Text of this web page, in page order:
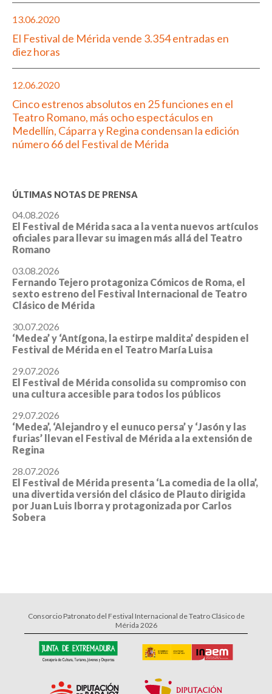
13.06.2020
El Festival de Mérida vende 3.354 entradas en
diez horas
12.06.2020
Cinco estrenos absolutos en 25 funciones en el
Teatro Romano, más ocho espectáculos en
Medellín, Cáparra y Regina condensan la edición
número 66 del Festival de Mérida
ÚLTIMAS NOTAS DE PRENSA
04.08.2026
El Festival de Mérida saca a la venta nuevos artículos
oficiales para llevar su imagen más allá del Teatro
Romano
03.08.2026
Fernando Tejero protagoniza Cómicos de Roma, el
sexto estreno del Festival Internacional de Teatro
Clásico de Mérida
30.07.2026
‘Medea’ y ‘Antígona, la estirpe maldita’ despiden el
Festival de Mérida en el Teatro María Luisa
29.07.2026
El Festival de Mérida consolida su compromiso con
una cultura accesible para todos los públicos
29.07.2026
‘Medea’, ‘Alejandro y el eunuco persa’ y ‘Jasón y las
furias’ llevan el Festival de Mérida a la extensión de
Regina
28.07.2026
El Festival de Mérida presenta ‘La comedia de la olla’,
una divertida versión del clásico de Plauto dirigida
por Juan Luis Iborra y protagonizada por Carlos
Sobera
Consorcio Patronato del Festival Internacional de Teatro Clásico de
Mérida 2026